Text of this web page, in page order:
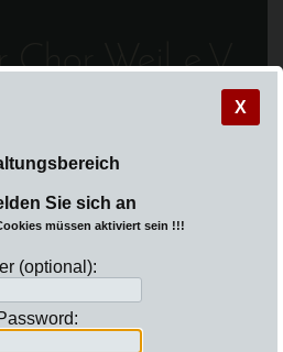
Chor Weil e.V.
sich hier:Login
Menü News
X
Sie sich an
müssen aktiviert sein !!!
(optional):